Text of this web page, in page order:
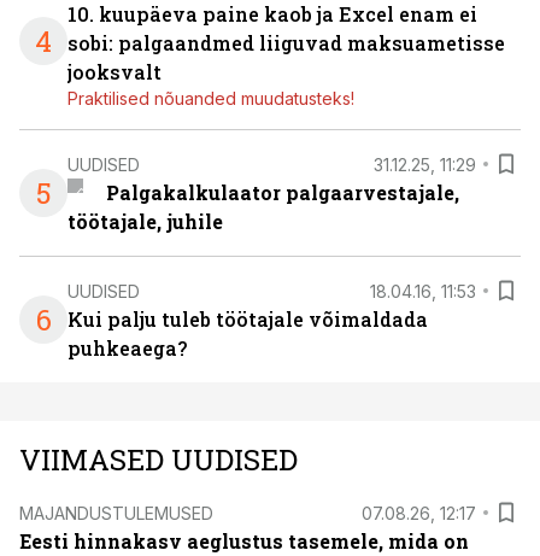
4
10. kuupäeva paine kaob ja Excel enam ei
sobi: palgaandmed liiguvad maksuametisse
jooksvalt
Praktilised nõuanded muudatusteks!
5
UUDISED 31.12.25, 11:29
Palgakalkulaator palgaarvestajale,
töötajale, juhile
6
UUDISED 18.04.16, 11:53
Kui palju tuleb töötajale võimaldada
puhkeaega?
VIIMASED UUDISED
MAJANDUSTULEMUSED 07.08.26, 12:17
Eesti hinnakasv aeglustus tasemele, mida on